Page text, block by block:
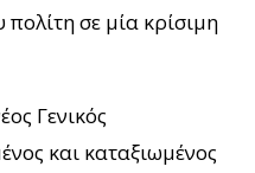
σε μία κρίσιμη
Γενικός
και καταξιωμένος